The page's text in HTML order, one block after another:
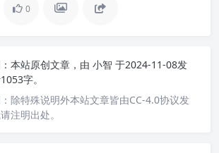
0
本站原创文章，由 小智 于2024-11-08发
字。
除特殊说明外本站文章皆由CC-4.0协议发
注明出处。